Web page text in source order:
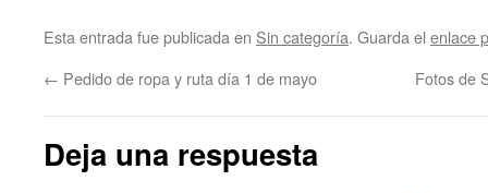
Esta entrada fue publicada en Sin categoría. Guarda el enlace
← Pedido de ropa y ruta día 1 de mayo Fotos de
Deja una respuesta